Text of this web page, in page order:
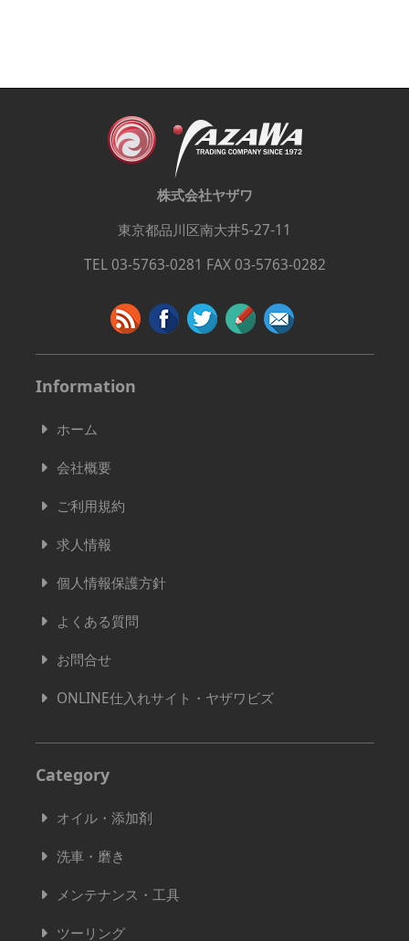
株式会社ヤザワ
東京都品川区南大井5-27-11
TEL 03-5763-0281 FAX 03-5763-0282
Information
ホーム
会社概要
ご利用規約
求人情報
個人情報保護方針
よくある質問
お問合せ
ONLINE仕入れサイト・ヤザワビズ
Category
オイル・添加剤
洗車・磨き
メンテナンス・工具
ツーリング